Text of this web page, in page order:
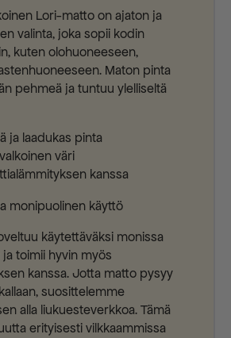
Lori-matto on ajaton ja
valinta, joka sopii kodin
kuten olohuoneeseen,
Maton pinta
pehmeä ja tuntuu ylelliseltä
ja laadukas pinta
väri
kanssa
monipuolinen käyttö
käytettäväksi monissa
toimii hyvin myös
kanssa. Jotta matto pysyy
suosittelemme
alla liukuesteverkkoa. Tämä
erityisesti vilkkaammissa